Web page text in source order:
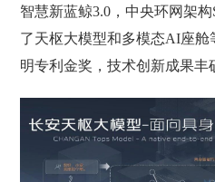
智慧新蓝鲸3.0，中央环网架
了天枢大模型和多模态AI座
明专利金奖，技术创新成果丰